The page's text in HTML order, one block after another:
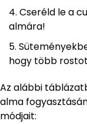
Cseréld le a
almára!
hogy több
Az alábbi
alma
módjait: